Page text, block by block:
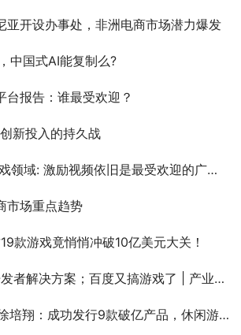
亚开设办事处，非洲电商市场潜力爆发
中国式AI能复制么?
报告：谁最受欢迎？
新投入的持久战
域: 激励视频依旧是最受欢迎的广告形式
市场重点趋势
款游戏竟悄悄冲破10亿美元大关！
者解决方案；百度又搞游戏了 | 产业周报
成功发行9款破亿产品，休闲游戏市场300-500亿规模